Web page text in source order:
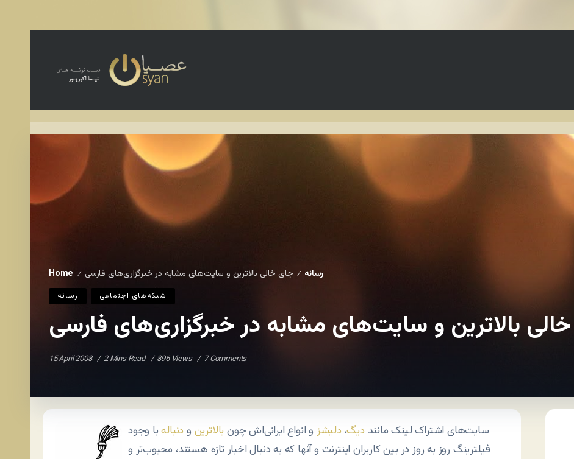
Home / رسانه / جای خالی بالاترین و سایت‌های مشابه در خبرگزاری‌های فارسی
رسانه شبکه‌های اجتماعی
بالاترین و سایت‌های مشابه در خبرگزاری‌های فارسی
15 April 2008 2 Mins Read 896 Views 7 Comments
سایت‌های اشتراک لینک مانند دیگ، دلیشز و انواع ایرانی‌اش چون بالاترین و دنبالهبا وجود
فیلترینگ روز به روز در بین کاربران اینترنت و آنها که به دنبال اخبار تازه هستند، محبوب‌تر و